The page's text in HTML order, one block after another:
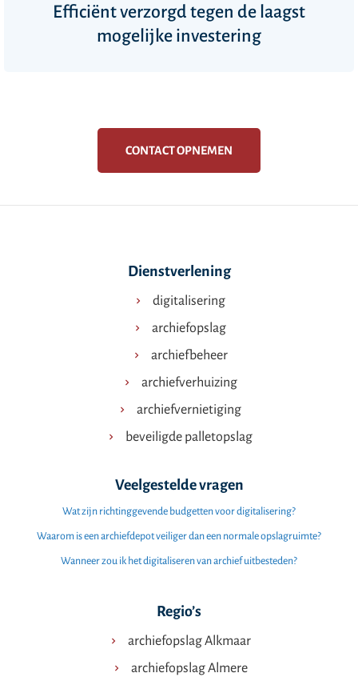
Efficiënt verzorgd tegen de laagst
mogelijke investering
CONTACT OPNEMEN
Dienstverlening
digitalisering
archiefopslag
archiefbeheer
archiefverhuizing
archiefvernietiging
beveiligde palletopslag
Veelgestelde vragen
Wat zijn richtinggevende budgetten voor digitalisering?
Waarom is een archiefdepot veiliger dan een normale opslagruimte?
Wanneer zou ik het digitaliseren van archief uitbesteden?
Regio’s
archiefopslag Alkmaar
archiefopslag Almere